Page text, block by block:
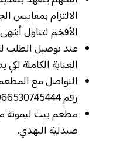
الالتزام بمقاييس
الأفخم لتناول
عند توصيل الطلب
العناية الكاملة
التواصل مع
رقم 966530745444.
مطعم بيت ليمونة
صيدلية النهدي.